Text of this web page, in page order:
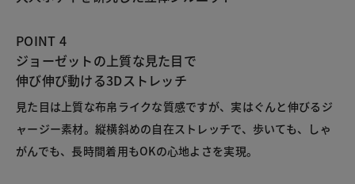
POINT 4
ジョーゼットの上質な見た目で
伸び伸び動ける3Dストレッチ
見た目は上質な布帛ライクな質感ですが、実はぐんと伸びるジ
ャージー素材。縦横斜めの自在ストレッチで、歩いても、しゃ
がんでも、長時間着用もOKの心地よさを実現。